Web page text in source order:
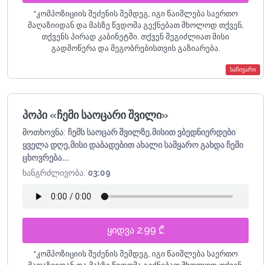
საჩივარი
*კომპოზიციის შეძენის შემდეგ, იგი წაიშლება საერთო
მაღაზიიდან და მასზე წვდომა გექნებათ მხოლოდ თქვენ,
თქვენს პირად კაბინეტში. თქვენ შეგიძლიათ მისი
გადმოწერა და მეგობრებისთვის გაზიარება.
პოპი «ჩემი საოცარი შვილი»
მოთხოვნა: ჩემს საოცარ შვილზე.მისით ვბედნიერდები
ყველა დღე,მისი დაბადებით ახალი სამყარო გახდა ჩემი
ცხოვრება...
ხანგრძლივობა: 03:09
ყიდვა 2.99 ₾
*კომპოზიციის შეძენის შემდეგ, იგი წაიშლება საერთო